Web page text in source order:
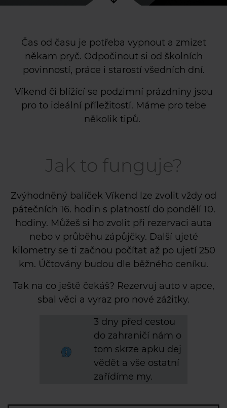
Čas od času je potřeba vypnout a zmizet
někam pryč. Odpočinout si od školních
povinností, práce i starostí všedních dní.
Víkend či blížící se podzimní prázdniny jsou
pro to ideální příležitostí. Máme pro tebe
několik tipů.
Jak to funguje?
Zvýhodněný balíček Víkend lze zvolit vždy od
pátečních 16. hodin s platností do pondělí 10.
hodiny. Můžeš si ho zvolit při rezervaci auta
nebo v průběhu zápůjčky. Další ujeté
kilometry se ti začnou počítat až po ujetí 250
km. Účtovány budou dle běžného ceníku.
Tak na co ještě čekáš? Rezervuj auto v apce,
sbal věci a vyraz pro nové zážitky.
3 dny před cestou
do zahraničí nám o
tom skrze apku dej
vědět a vše ostatní
zařídíme my.